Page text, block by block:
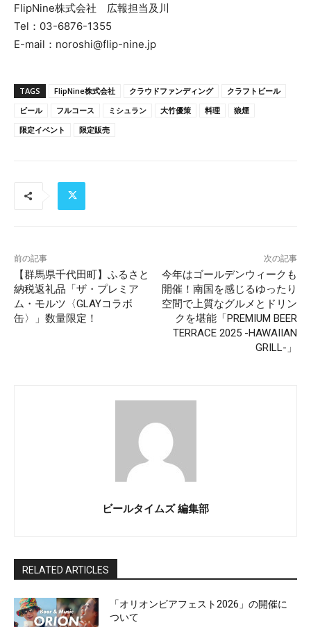
FlipNine株式会社 広報担当及川
Tel：03-6876-1355
E-mail：noroshi@flip-nine.jp
TAGS FlipNine株式会社 クラウドファンディング
クラフトビール
ビール
フルコース ミシュラン 大竹優策 料理
狼煙
限定イベント
限定販売
前の記事
【群馬県千代田町】ふるさと
納税返礼品「ザ・プレミア
ム・モルツ〈GLAYコラボ
缶〉」数量限定！
次の記事
今年はゴールデンウィークも
開催！南国を感じるゆったり
空間で上質なグルメとドリン
クを堪能「PREMIUM BEER
TERRACE 2025 -HAWAIIAN
GRILL-」
ビールタイムズ 編集部
RELATED ARTICLES
「オリオンビアフェスト2026」の開催に
ついて